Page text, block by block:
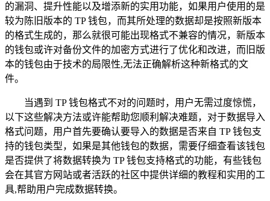
的漏洞、提升性能以及增添新的实用功能，如果用户使用的是
较为陈旧版本的 TP 钱包，而其所处理的数据却是按照新版本
的格式生成的，那么就很可能出现格式不兼容的情况，新版本
的钱包或许对备份文件的加密方式进行了优化和改进，而旧版
本的钱包由于技术的局限性,无法正确解析这种新格式的文
件。
当遇到 TP 钱包格式不对的问题时，用户无需过度惊慌，
以下这些解决方法或许能帮助您顺利解决难题，对于数据导入
格式问题，用户首先要确认要导入的数据是否来自 TP 钱包支
持的钱包类型，如果是其他钱包的数据，需要仔细查看该钱包
是否提供了将数据转换为 TP 钱包支持格式的功能，有些钱包
会在其官方网站或者活跃的社区中提供详细的教程和实用的工
具,帮助用户完成数据转换。